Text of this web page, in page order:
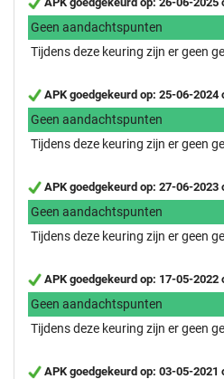
Geen aandachtspunten
Tijdens deze keuring zijn er geen
APK goedgekeurd op: 25-06-2024
Geen aandachtspunten
Tijdens deze keuring zijn er geen
APK goedgekeurd op: 27-06-2023
Geen aandachtspunten
Tijdens deze keuring zijn er geen
APK goedgekeurd op: 17-05-2022
Geen aandachtspunten
Tijdens deze keuring zijn er geen
APK goedgekeurd op: 03-05-2021